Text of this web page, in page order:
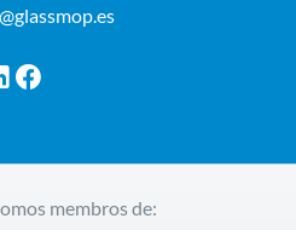
membros de: